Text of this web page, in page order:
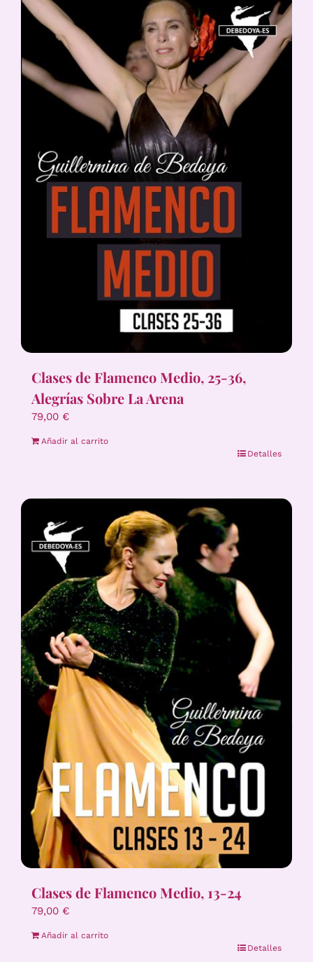
Clases de Flamenco Medio, 25-36,
Alegrías Sobre La Arena
79,00 €
Añadir al carrito
Detalles
Clases de Flamenco Medio, 13-24
79,00 €
Añadir al carrito
Detalles